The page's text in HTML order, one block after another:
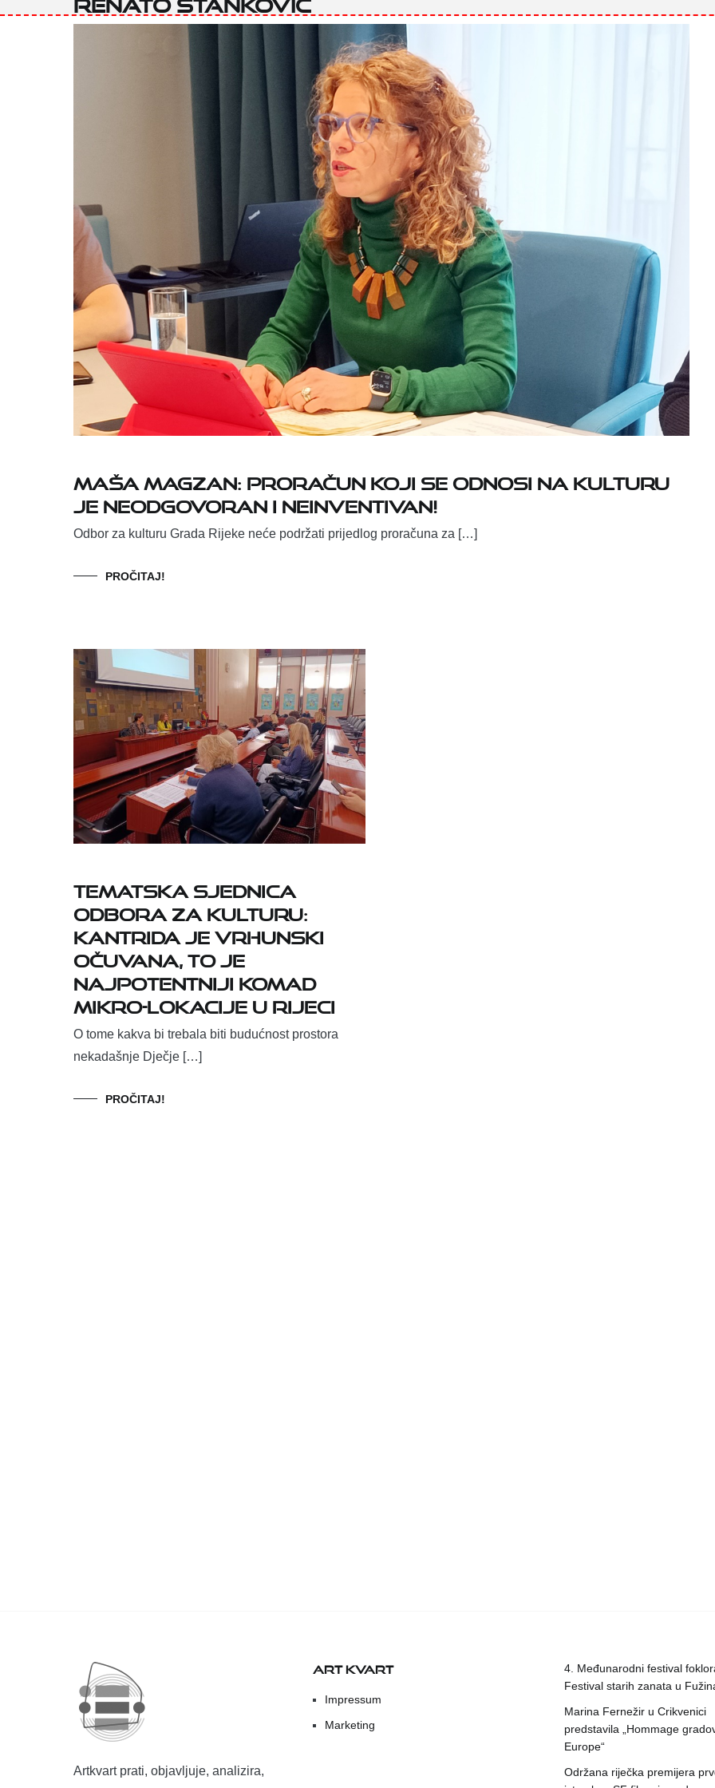
Maša Magzan: Proračun koji se odnosi na kulturu
je neodgovoran i neinventivan!
Odbor za kulturu Grada Rijeke neće podržati prijedlog proračuna za […]
PROČITAJ!
Tematska sjednica
Odbora za kulturu:
Kantrida je vrhunski
očuvana, to je
najpotentniji komad
mikro-lokacije u Rijeci
O tome kakva bi trebala biti budućnost prostora
nekadašnje Dječje […]
PROČITAJ!
Artkvart prati, objavljuje, analizira,
ART KVART
Impressum
Marketing
4. Međunarodni festival
Festival starih zanata u
Marina Fernežir u Crikvenici
predstavila „Hommage
Europe“
Održana riječka premijera